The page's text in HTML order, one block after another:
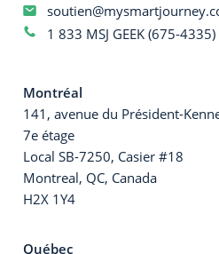
1 833 MSJ GEEK (675-4335)
Montréal
141, avenue du Président-
7e étage
Local SB-7250, Casier #18
Montreal, QC, Canada
H2X 1Y4
Québec